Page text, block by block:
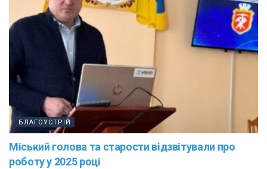
БЛАГОУСТРІЙ
Міський голова та старости відзвітували про
роботу у 2025 році